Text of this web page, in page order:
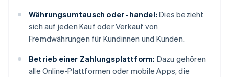
Währungsumtausch oder -handel: Dies bezieht
sich auf jeden Kauf oder Verkauf von
Fremdwährungen für Kundinnen und Kunden.
Betrieb einer Zahlungsplattform: Dazu gehören
alle Online-Plattformen oder mobile Apps, die